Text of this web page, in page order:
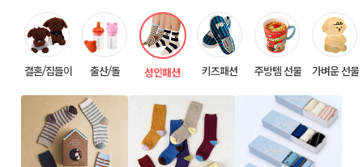
결혼/집들이 출산/돌 성인패션 키즈패션 주방템 선물 가벼운 선물